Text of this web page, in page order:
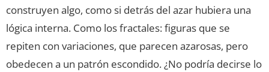
construyen algo, como si detrás del azar hubiera una
lógica interna. Como los fractales: figuras que se
repiten con variaciones, que parecen azarosas, pero
obedecen a un patrón escondido. ¿No podría decirse lo